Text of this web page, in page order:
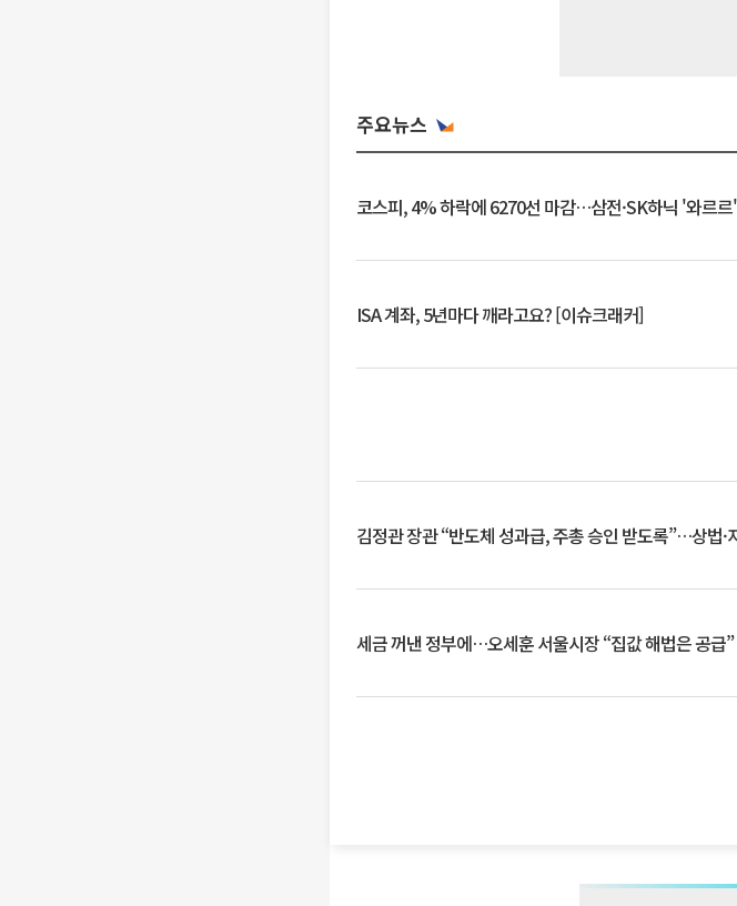
주요뉴스
코스피, 4% 하락에 6270선 마감…삼전·SK하닉 '와르
ISA 계좌, 5년마다 깨라고요? [이슈크래커]
김정관 장관 “반도체 성과급, 주총 승인 받도록”…상법·
세금 꺼낸 정부에…오세훈 서울시장 “집값 해법은 공급